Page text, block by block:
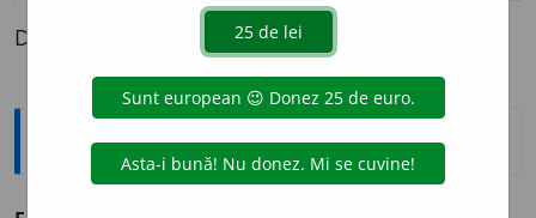
Definiția cu ID-ul 184870:
Sinonime